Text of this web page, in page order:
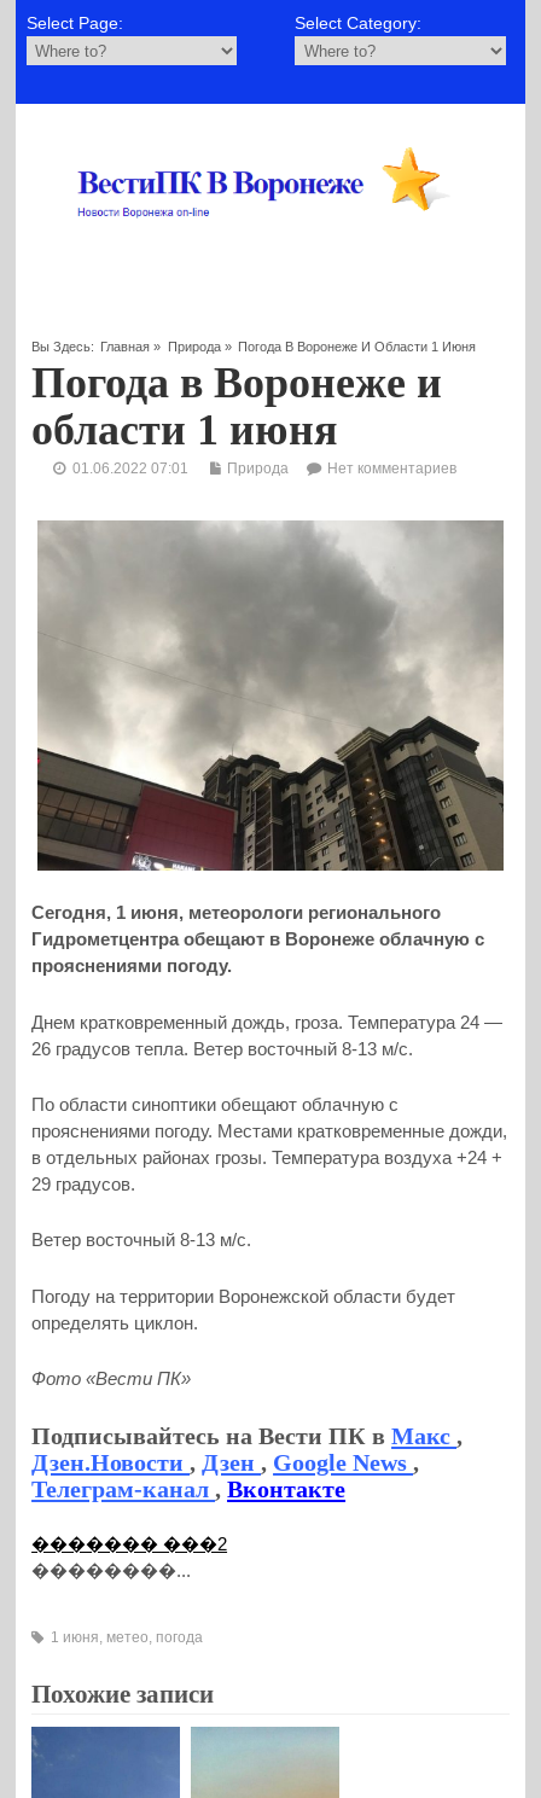
Select Page: Select Category:
Вы Здесь: Главная » Природа» Погода В Воронеже И Области 1 Июня
Погода в Воронеже и
области 1 июня
01.06.2022 07:01 Природа Нет комментариев
Сегодня, 1 июня, метеорологи регионального
Гидрометцентра обещают в Воронеже облачную с
прояснениями погоду.
Днем кратковременный дождь, гроза. Температура 24 —
26 градусов тепла. Ветер восточный 8-13 м/с.
По области синоптики обещают облачную с
прояснениями погоду. Местами кратковременные дожди,
в отдельных районах грозы. Температура воздуха +24 +
29 градусов.
Ветер восточный 8-13 м/с.
Погоду на территории Воронежской области будет
определять циклон.
Фото «Вести ПК»
Подписывайтесь на Вести ПК вМакс,
Дзен.Новости, Дзен, Google News,
Телеграм-канал,Вконтакте
������� ���2
��������...
1 июня метео погода
Похожие записи